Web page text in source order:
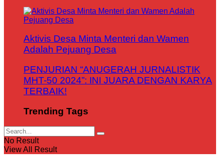
Aktivis Desa Minta Menteri dan Wamen
Adalah Pejuang Desa
PENJURIAN “ANUGERAH JURNALISTIK
MHT-50 2024”: INI JUARA DENGAN KARYA
TERBAIK!
Trending Tags
No Result
View All Result